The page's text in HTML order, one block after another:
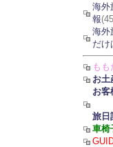
海
報
海外
だけ
もも
お土
お客
旅日
車椅